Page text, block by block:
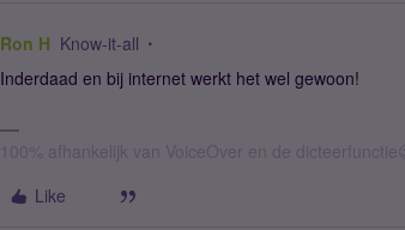
Ron H Know-it-all
Inderdaad en bij internet werkt het wel gewoon!
100% afhankelijk van VoiceOver en de dicteerfunctie😉
Like